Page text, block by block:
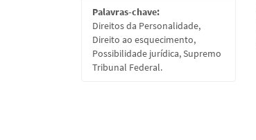
Palavras-chave:
Direitos da Personalidade,
Direito ao esquecimento,
Possibilidade jurídica, Supremo
Tribunal Federal.